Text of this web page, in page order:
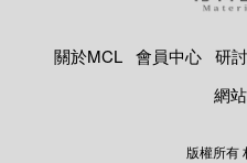
關於MCL 會員中心 研
網
版權所有